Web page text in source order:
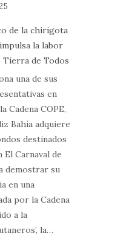
de la chirigota
la labor
Tierra de Todos
una de sus
en
Cadena COPE,
Bahía adquiere
destinados
El Carnaval de
demostrar su
en una
por la Cadena
a la
la…